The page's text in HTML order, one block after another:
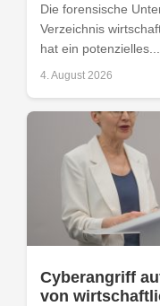
Die forensische
Verzeichnis
hat ein potenzielles...
4. August 2026
Cyberangriff
von